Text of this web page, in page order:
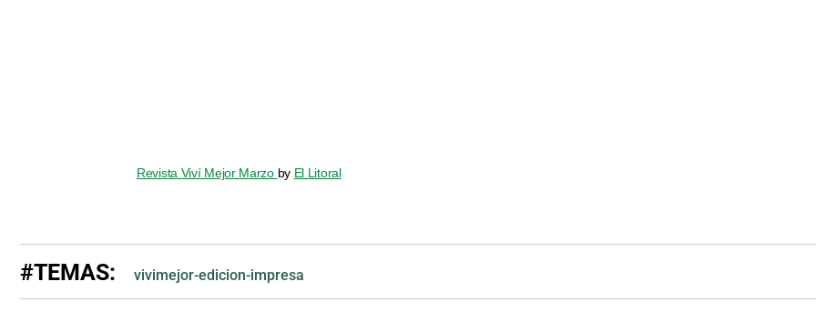
Revista Viví Mejor Marzo by El Litoral
#TEMAS: vivimejor-edicion-impresa